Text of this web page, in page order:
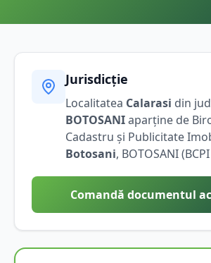
Jurisdicție
Localitatea Calarasi din
BOTOSANIaparține de
Cadastru și Publicitate
Botosani, BOTOSANI(BCPI
Comandă documentul